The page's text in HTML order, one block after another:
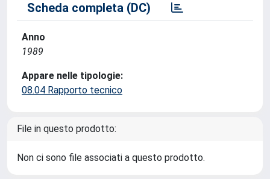
Scheda completa (DC)
Anno
1989
Appare nelle tipologie:
08.04 Rapporto tecnico
File in questo prodotto:
Non ci sono file associati a questo prodotto.